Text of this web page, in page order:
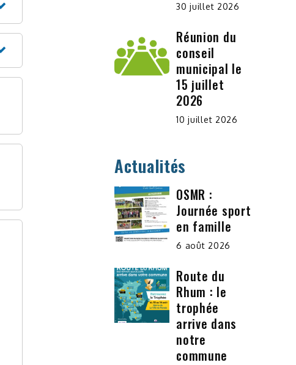
30 juillet 2026
Réunion du
conseil
municipal le
15 juillet
2026
10 juillet 2026
Actualités
OSMR :
Journée sport
en famille
6 août 2026
Route du
Rhum : le
trophée
arrive dans
notre
commune